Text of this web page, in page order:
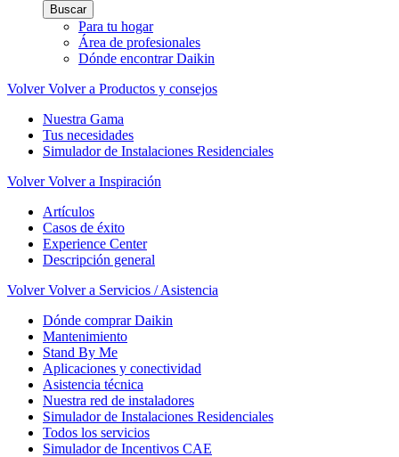
Buscar
Para tu hogar
Área de profesionales
Dónde encontrar Daikin
Volver Volver a Productos y consejos
Nuestra Gama
Tus necesidades
Simulador de Instalaciones Residenciales
Volver Volver a Inspiración
Artículos
Casos de éxito
Experience Center
Descripción general
Volver Volver a Servicios / Asistencia
Dónde comprar Daikin
Mantenimiento
Stand By Me
Aplicaciones y conectividad
Asistencia técnica
Nuestra red de instaladores
Simulador de Instalaciones Residenciales
Todos los servicios
Simulador de Incentivos CAE